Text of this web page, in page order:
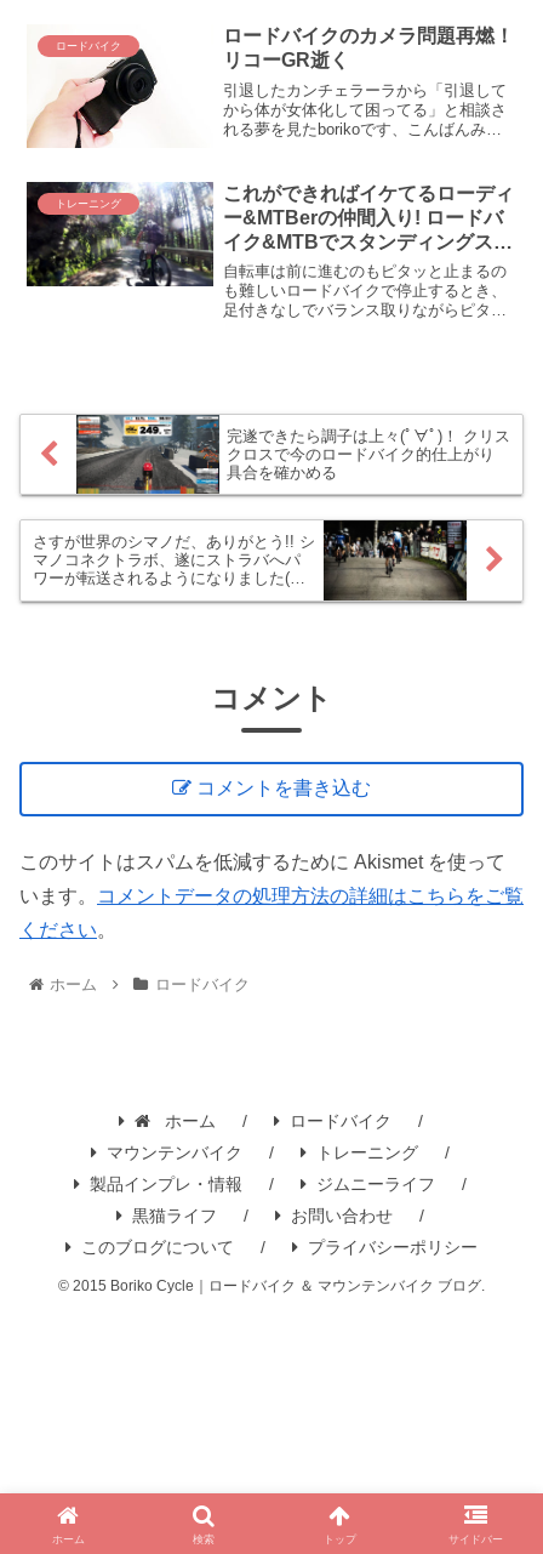
構（WADA）のeラーニング「ADEL」を
受講みました。いやぁ、これが思いのほ
か大変なんです(ﾟДﾟ;) 受講まだの人、も
ういませんよね！？ 5月末が締切だから
急いで受けることをお勧めしますであり
ますよ！？
ロードバイク
ロードバイクのカメラ問題再燃！
リコーGR逝く
引退したカンチェラーラから「引退して
から体が女体化して困ってる」と相談さ
れる夢を見たborikoです、こんばんみ。
の悩みなんてホント取るに足りませ
ん。。。と思う...
トレーニング
これができればイケてるローディ
ー&MTBerの仲間入り! ロードバ
イク&MTBでスタンディングステ
ィルする方法
自転車は前に進むのもピタッと止まるの
も難しいロードバイクで停止するとき、
足付きなしでバランス取りながらピタッ
完遂できたら調子は上々(ﾟ∀ﾟ)！ クリス
クロスで今のロードバイク的仕上がり
具合を確かめる
さすが世界のシマノだ、ありがとう!! シ
マノコネクトラボ、遂にストラバへパ
ワーが転送されるようになりました(∩´∀
｀)∩
コメント
コメントを書き込む
このサイトはスパムを低減するために Akismet を使って
います。
コメントデータの処理方法の詳細はこちらをご覧
ください。
ホーム ロードバイク
ホーム
ロードバイク
マウンテンバイク
トレーニング
製品インプレ・情報
ジムニーライフ
黒猫ライフ
お問い合わせ
このブログについて
プライバシーポリシー
© 2015 Boriko Cycle｜ロードバイク ＆ マウンテンバイク ブログ.
ホーム 検索 トップ サイドバー